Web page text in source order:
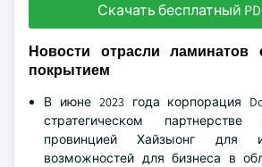
Скачать бесплатный
Новости отрасли
покрытием
В июне 2023 года корпорация
стратегическом
провинцией Хайзыонг для
возможностей для бизнеса в